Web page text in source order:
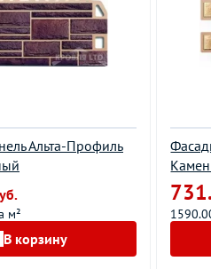
Альта-Профиль
м²
В корзину